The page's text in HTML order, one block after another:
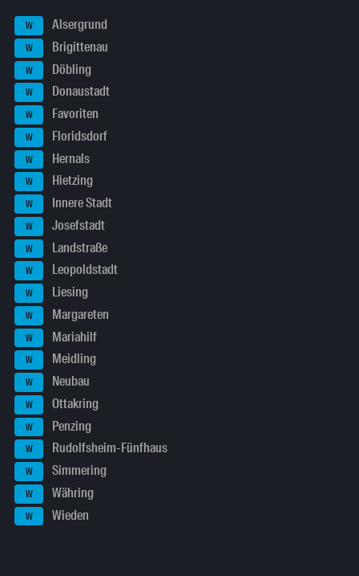
W Alsergrund
W Brigittenau
W Döbling
W Donaustadt
W Favoriten
W Floridsdorf
W Hernals
W Hietzing
W Innere Stadt
W Josefstadt
W Landstraße
W Leopoldstadt
W Liesing
W Margareten
W Mariahilf
W Meidling
W Neubau
W Ottakring
W Penzing
W Rudolfsheim-Fünfhaus
W Simmering
W Währing
W Wieden